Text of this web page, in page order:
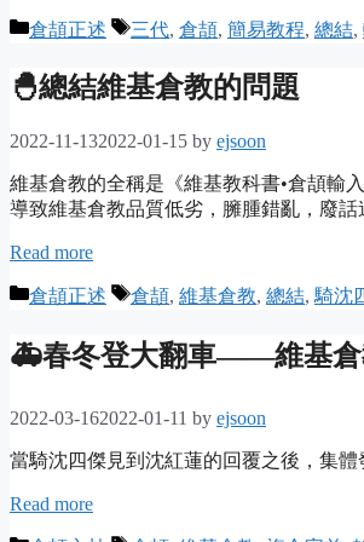
Categories
倉頡正述 Tags
三代, 倉頡, 簡易教程, 總結,
🐣總結維基倉教的問題
2022-11-132022-01-15 by ejsoon
維基倉教的全稱是《維基教科書•倉頡輸
導致維基倉教品質低劣，臃腫錯亂，廢話
Read more
Categories
倉頡正述 Tags
倉頡, 維基倉教, 總結, 騎沈
🚑春冬登大翻車——維基倉
2022-03-162022-01-11 by ejsoon
當騎沈四傑見到沈紅蓮的回覆之後，集
Read more